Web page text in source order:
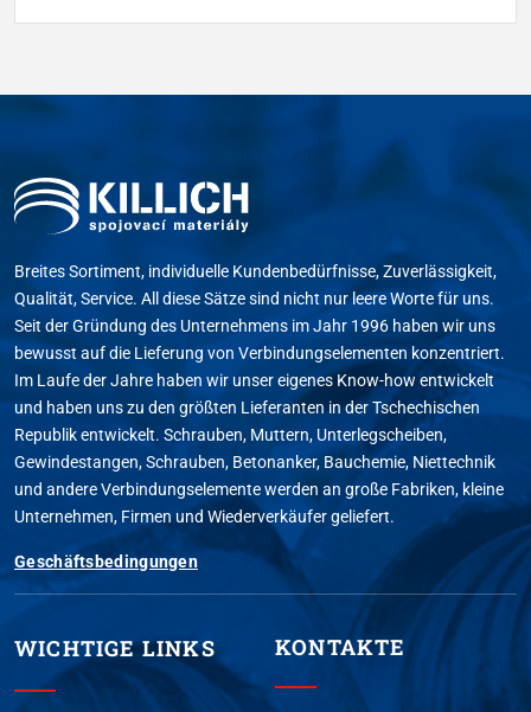
Breites Sortiment, individuelle Kundenbedürfnisse, Zuverlässigkeit,
Qualität, Service. All diese Sätze sind nicht nur leere Worte für uns.
Seit der Gründung des Unternehmens im Jahr 1996 haben wir uns
bewusst auf die Lieferung von Verbindungselementen konzentriert.
Im Laufe der Jahre haben wir unser eigenes Know-how entwickelt
und haben uns zu den größten Lieferanten in der Tschechischen
Republik entwickelt. Schrauben, Muttern, Unterlegscheiben,
Gewindestangen, Schrauben, Betonanker, Bauchemie, Niettechnik
und andere Verbindungselemente werden an große Fabriken, kleine
Unternehmen, Firmen und Wiederverkäufer geliefert.
Geschäftsbedingungen
WICHTIGE LINKS KONTAKTE